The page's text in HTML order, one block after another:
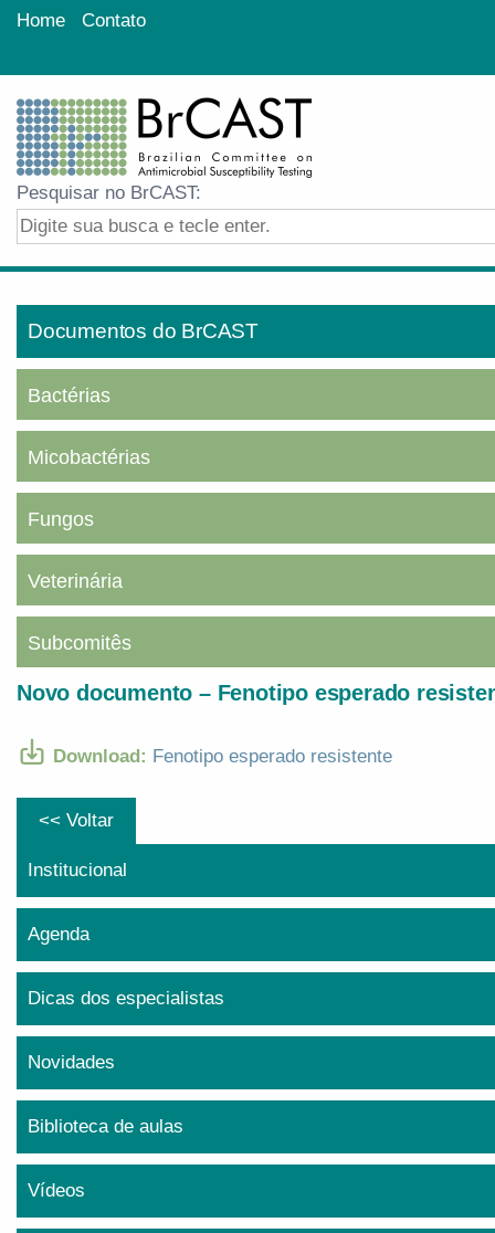
Home Contato
Pesquisar no BrCAST:
Documentos do BrCAST
Bactérias
Micobactérias
Fungos
Veterinária
Subcomitês
Novo documento – Fenotipo esperado
Download: Fenotipo esperado resistente
<< Voltar
Institucional
Agenda
Dicas dos especialistas
Novidades
Biblioteca de aulas
Vídeos